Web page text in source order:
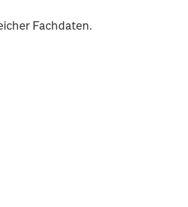
Fachdaten.